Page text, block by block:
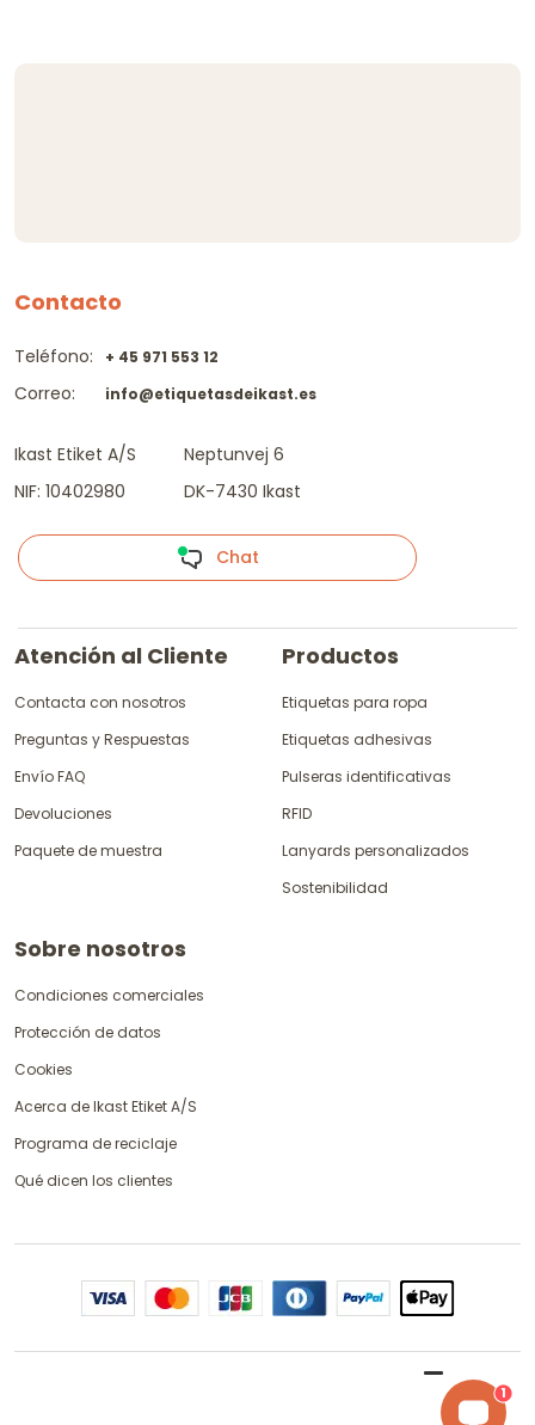
Contacto
Teléfono:
Correo:
+ 45 971 553 12
info@etiquetasdeikast.es
Ikast Etiket A/S
NIF: 10402980
Neptunvej 6
DK-7430 Ikast
Chat
Atención al Cliente
Contacta con nosotros
Preguntas y Respuestas
Envío FAQ
Devoluciones
Paquete de muestra
Productos
Etiquetas para ropa
Etiquetas adhesivas
Pulseras identificativas
RFID
Lanyards personalizados
Sostenibilidad
Sobre nosotros
Condiciones comerciales
Protección de datos
Cookies
Acerca de Ikast Etiket A/S
Programa de reciclaje
Qué dicen los clientes
1